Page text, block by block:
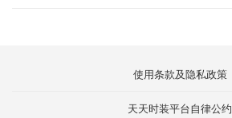
使用条款及隐私政策
天天时装平台自律公约